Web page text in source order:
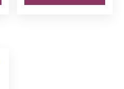
$ 7.500. $ 5.000.